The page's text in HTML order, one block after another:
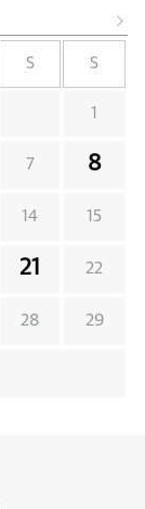
S S
1
7 8
14 15
21 22
28 29